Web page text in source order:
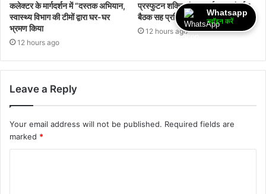
कलेक्टर के मार्गदर्शन में “दस्तक अभियान,‌
स्वास्थ्य विभाग की टीमों द्वारा घर-घर
भ्रमण किया
12 hours ago
प्रस्फुटन शक्ति संचय कार्यशाला अंतर्गत
बैठक सह प्रशिक्षण आयोजित
12 hours ago
Leave a Reply
Your email address will not be published. Required fields are
marked *
Whatsapp
ज्वॉइन करें